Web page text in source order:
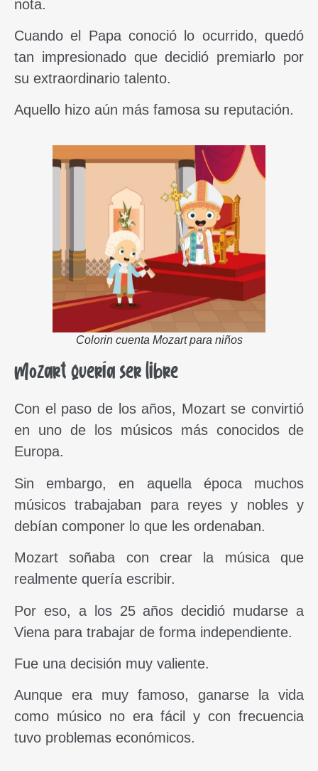
nota.
Cuando el Papa conoció lo ocurrido, quedó
tan impresionado que decidió premiarlo por
su extraordinario talento.
Aquello hizo aún más famosa su reputación.
Colorin cuenta Mozart para niños
Mozart quería ser libre
Con el paso de los años, Mozart se convirtió
en uno de los músicos más conocidos de
Europa.
Sin embargo, en aquella época muchos
músicos trabajaban para reyes y nobles y
debían componer lo que les ordenaban.
Mozart soñaba con crear la música que
realmente quería escribir.
Por eso, a los 25 años decidió mudarse a
Viena para trabajar de forma independiente.
Fue una decisión muy valiente.
Aunque era muy famoso, ganarse la vida
como músico no era fácil y con frecuencia
tuvo problemas económicos.